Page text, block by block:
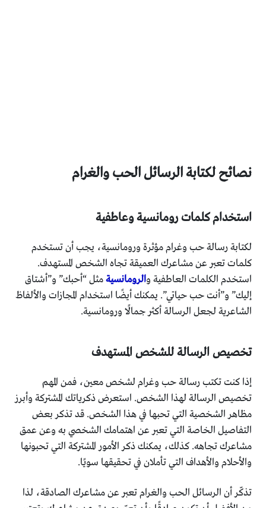
نصائح لكتابة الرسائل الحب والغرام
استخدام كلمات رومانسية وعاطفية
لكتابة رسالة حب وغرام مؤثرة ورومانسية، يجب أن تستخدم
كلمات تعبر عن مشاعرك العميقة تجاه الشخص المستهدف.
استخدم الكلمات العاطفية والرومانسيةمثل “أحبك” و”أشتاق
إليك” و”أنت حب حياتي”. يمكنك أيضًا استخدام المجازات والألفاظ
الشاعرية لجعل الرسالة أكثر جمالًا ورومانسية.
تخصيص الرسالة للشخص المستهدف
إذا كنت تكتب رسالة حب وغرام لشخص معين، فمن المهم
تخصيص الرسالة لهذا الشخص. استعرض ذكرياتك المشتركة وأبرز
مظاهر الشخصية التي تحبها في هذا الشخص. قد تذكر بعض
التفاصيل الخاصة التي تعبر عن اهتمامك الشخصي به وعن عمق
مشاعرك تجاهه. كذلك، يمكنك ذكر الأمور المشتركة التي تحبونها
والأحلام والأهداف التي تأملان في تحقيقها سويًا.
تذكّر أن الرسائل الحب والغرام تعبر عن مشاعرك الصادقة، لذا